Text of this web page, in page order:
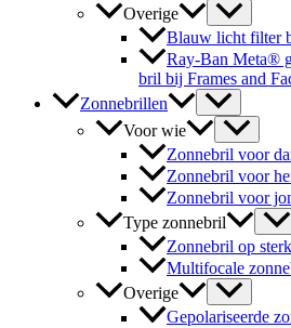
Overige
Blauw licht filter
Ray-Ban Meta®
bril bij Frames and
Zonnebrillen
Voor wie
Zonnebril voor
Zonnebril voor
Zonnebril voor
Type zonnebril
Zonnebril op
Multifocale
Overige
Gepolariseerde